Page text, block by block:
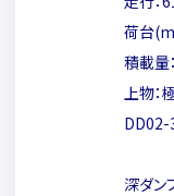
荷台
積載量
上物
DD02-
深ダン